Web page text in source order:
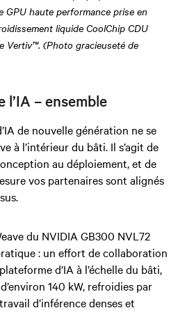
haute performance prise en
liquide CoolChip CDU
Vertiv™. (Photo gracieuseté de
l’IA – ensemble
de nouvelle génération ne se
à l’intérieur du bâti. Il s’agit de
au déploiement, et de
vos partenaires sont alignés
du NVIDIA GB300 NVL72
: un effort de collaboration
d’IA à l’échelle du bâti,
140 kW, refroidies par
d’inférence denses et